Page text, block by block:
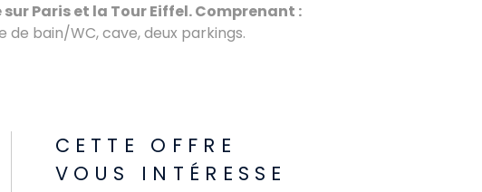
Paris et la Tour Eiffel. Comprenant :
de bain/WC, cave, deux parkings.
CETTE OFFRE
VOUS INTÉRESSE